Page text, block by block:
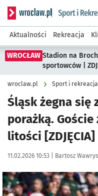
Serwis informacyjny
Aktualności Rekreacja
WROCŁAW Stadion na
sportowców |
wroclaw.pl Sport i rekreacja
Śląsk żegna się
porażką.
litości [ZDJĘCIA]
Data publikacji:
11.02.2026 10:53 | Autor:
Bartosz
Kliknij, aby zobaczyć